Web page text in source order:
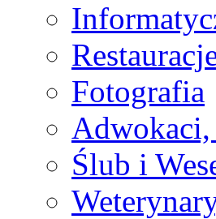
Fotografia
Adwokaci,
Ślub i